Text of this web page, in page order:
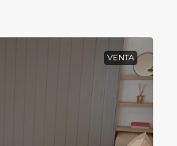
VENTA